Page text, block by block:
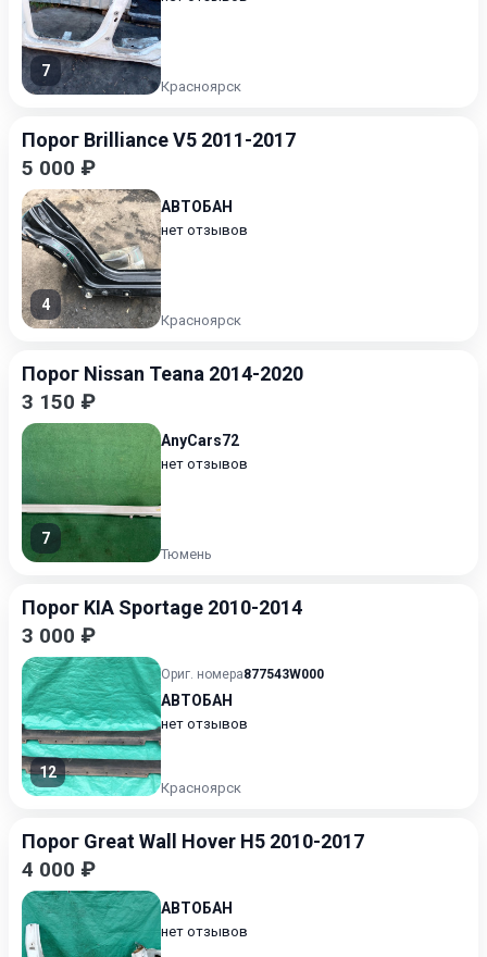
7
Красноярск
Порог Brilliance V5 2011-2017
5 000 ₽
4
АВТОБАН
нет отзывов
Красноярск
Порог Nissan Teana 2014-2020
3 150 ₽
7
AnyCars72
нет отзывов
Тюмень
Порог KIA Sportage 2010-2014
3 000 ₽
12
Ориг. номера877543W000
АВТОБАН
нет отзывов
Красноярск
Порог Great Wall Hover H5 2010-2017
4 000 ₽
АВТОБАН
нет отзывов